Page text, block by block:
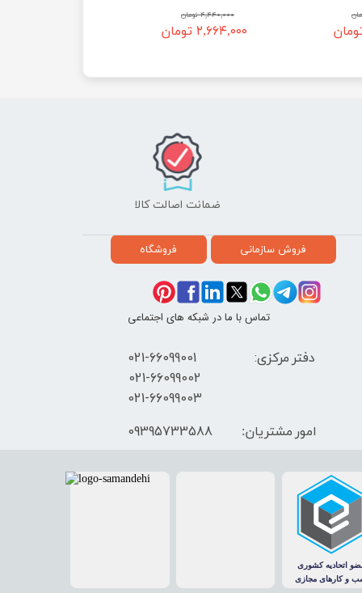
۴,۴۴۰,۰۰۰ تومان
۲,۶۶۴,۰۰۰ تومان
ضمانت اصالت کالا
فروش سازمانی فروشگاه
دفتر مرکزی: 66099001-021
امور مشتریان: 09395733588
​021-66099002
تماس با ما در شبکه های اجتماعی